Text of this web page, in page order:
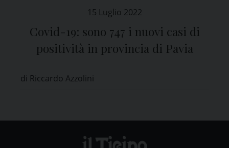
15 Luglio 2022
Covid-19: sono 747 i nuovi casi di
positività in provincia di Pavia
di Riccardo Azzolini